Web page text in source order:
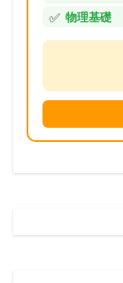
✅ 物理基礎